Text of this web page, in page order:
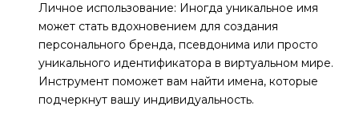
Личное использование: Иногда уникальное имя
может стать вдохновением для создания
персонального бренда, псевдонима или просто
уникального идентификатора в виртуальном мире.
Инструмент поможет вам найти имена, которые
подчеркнут вашу индивидуальность.